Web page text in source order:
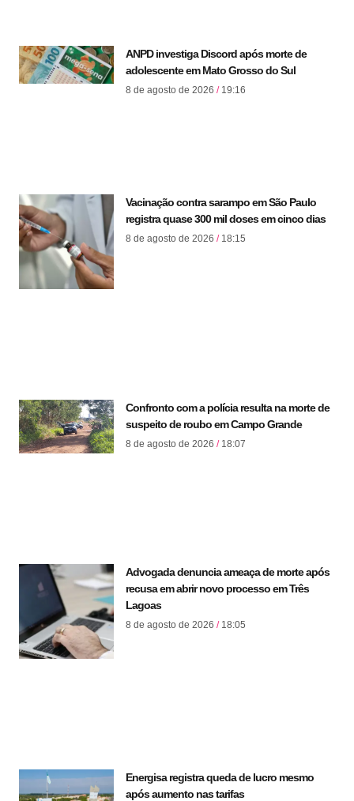
ANPD investiga Discord após morte de
adolescente em Mato Grosso do Sul
8 de agosto de 2026 19:16
Vacinação contra sarampo em São Paulo
registra quase 300 mil doses em cinco dias
8 de agosto de 2026 18:15
Confronto com a polícia resulta na morte de
suspeito de roubo em Campo Grande
8 de agosto de 2026 18:07
Advogada denuncia ameaça de morte após
recusa em abrir novo processo em Três
Lagoas
8 de agosto de 2026 18:05
Energisa registra queda de lucro mesmo
após aumento nas tarifas